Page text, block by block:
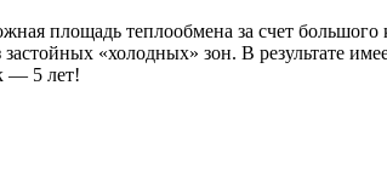
площадь теплообмена за счет
«холодных» зон. В результате
— 5 лет!